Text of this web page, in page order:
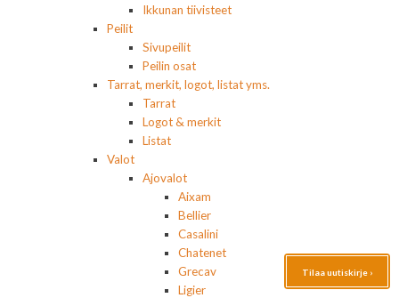
Ikkunan tiivisteet
Peilit
Sivupeilit
Peilin osat
Tarrat, merkit, logot, listat yms.
Tarrat
Logot & merkit
Listat
Valot
Ajovalot
Aixam
Bellier
Casalini
Chatenet
Grecav
Ligier
Tilaa uutiskirje ›